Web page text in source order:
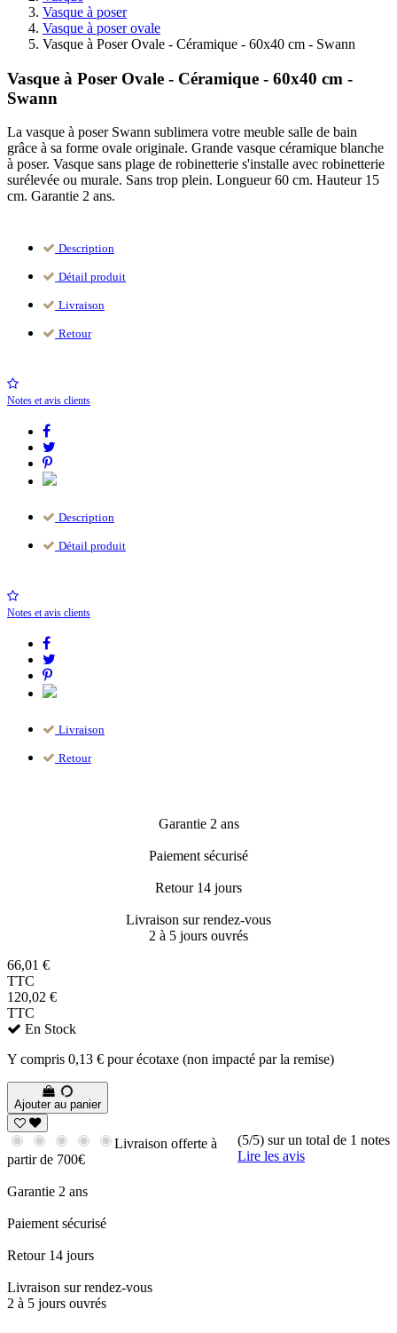
Vasque à poser
Vasque à poser ovale
Vasque à Poser Ovale - Céramique - 60x40 cm - Swann
Vasque à Poser Ovale - Céramique - 60x40 cm -
Swann
La vasque à poser Swann sublimera votre meuble salle de bain
grâce à sa forme ovale originale. Grande vasque céramique blanche
à poser. Vasque sans plage de robinetterie s'installe avec robinetterie
surélevée ou murale. Sans trop plein. Longueur 60 cm. Hauteur 15
cm. Garantie 2 ans.
Description
Détail produit
Livraison
Retour
Notes et avis clients
Description
Détail produit
Notes et avis clients
Livraison
Retour
Garantie 2 ans
Paiement sécurisé
Retour 14 jours
Livraison sur rendez-vous
2 à 5 jours ouvrés
66,01 €
TTC
120,02 €
TTC
En Stock
Y compris 0,13 € pour écotaxe (non impacté par la remise)
Ajouter au panier
(5/5) sur un total de 1 notes
Lire les avis
Livraison offerte à
partir de 700€
Garantie 2 ans
Paiement sécurisé
Retour 14 jours
Livraison sur rendez-vous
2 à 5 jours ouvrés